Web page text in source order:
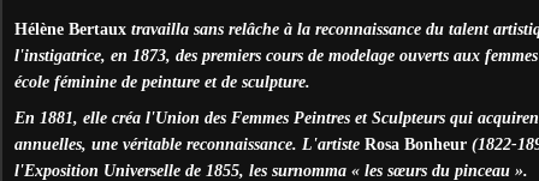
Hélène Bertaux travailla sans relâche à la reconnaissance du talent
l'instigatrice, en 1873, des premiers cours de modelage ouverts aux
école féminine de peinture et de sculpture.
En 1881, elle créa l'Union des Femmes Peintres et Sculpteurs qui
annuelles, une véritable reconnaissance. L'artiste Rosa Bonheur (1822-
l'Exposition Universelle de 1855, les surnomma « les sœurs du pinceau ».